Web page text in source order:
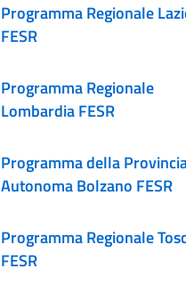
Programma Regionale
FESR
Programma Regionale
Lombardia FESR
Programma della
Autonoma Bolzano FESR
Programma Regionale
FESR